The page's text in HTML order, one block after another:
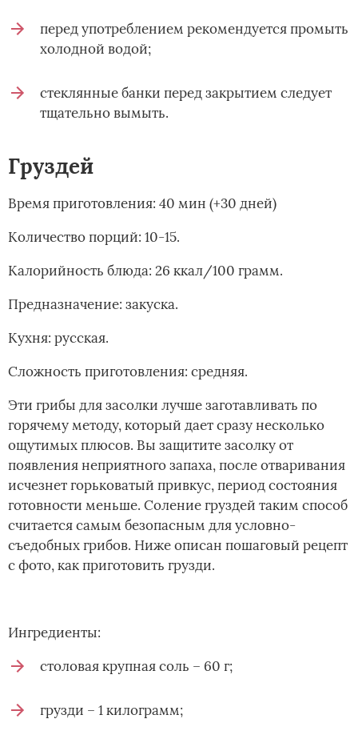
перед употреблением рекомендуется промыть
холодной водой;
стеклянные банки перед закрытием следует
тщательно вымыть.
Груздей
Время приготовления: 40 мин (+30 дней)
Количество порций: 10-15.
Калорийность блюда: 26 ккал/100 грамм.
Предназначение: закуска.
Кухня: русская.
Сложность приготовления: средняя.
Эти грибы для засолки лучше заготавливать по
горячему методу, который дает сразу несколько
ощутимых плюсов. Вы защитите засолку от
появления неприятного запаха, после отваривания
исчезнет горьковатый привкус, период состояния
готовности меньше. Соление груздей таким способ
считается самым безопасным для условно-
съедобных грибов. Ниже описан пошаговый рецепт
с фото, как приготовить грузди.
Ингредиенты:
столовая крупная соль – 60 г;
грузди – 1 килограмм;